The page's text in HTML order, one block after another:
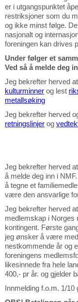
er i utgangspunktet
restriksjoner som du
og ikke minst følge.
nasjonalt og
foreningen kan drives
Under følger et
Ved så å melde deg
Jeg bekrefter herved
kulturminner og lest
metallsøking
Jeg bekrefter herved
retningslinjer og
Jeg bekrefter herved
å melde deg inn i
å tegne et
være den ansvarlige
Jeg bekrefter herved
medlemskap i Norges
kontingent. Første
jeg ønsker å være
nestkommende år og
foreningens
likesinnede fra hele
400,- pr år. og gjelder
Innmelding f.o.m. 1/